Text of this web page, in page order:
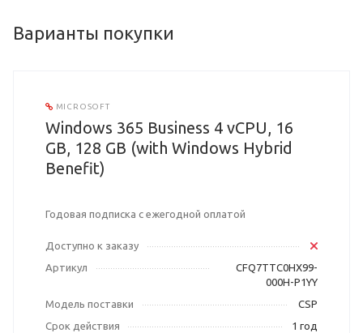
Варианты покупки
MICROSOFT
Windows 365 Business 4 vCPU, 16
GB, 128 GB (with Windows Hybrid
Benefit)
Годовая подписка с ежегодной оплатой
Доступно к заказу
Артикул
CFQ7TTC0HX99-
000H-P1YY
Модель поставки
CSP
Срок действия
1 год